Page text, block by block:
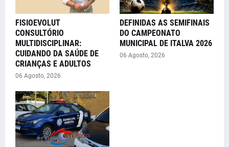
FISIOEVOLUT
CONSULTÓRIO
MULTIDISCIPLINAR:
CUIDANDO DA SAÚDE DE
CRIANÇAS E ADULTOS
06 Agosto, 2026
DEFINIDAS AS SEMIFINAIS
DO CAMPEONATO
MUNICIPAL DE ITALVA 2026
06 Agosto, 2026